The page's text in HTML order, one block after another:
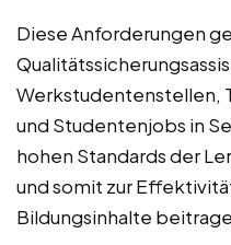
Diese Anforderungen
Werkstudentenstellen,
und Studentenjobs in
hohen Standards der
und somit zur
Bildungsinhalte